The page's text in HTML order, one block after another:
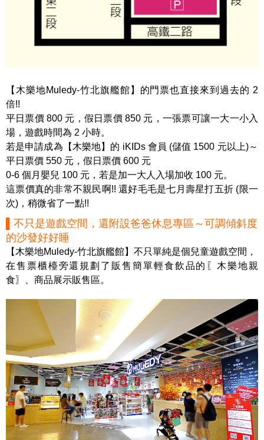
【木樂地Muledy-竹北旗艦館】的門票也直接來到過去的 2
倍!!
平日票價 800 元，假日票價 850 元，一張票可讓一大一小入
場，遊戲時間為 2 小時。
若是申請成為【木樂地】的 iKIDs 會員 (儲值 1500 元以上)～
平日票價 550 元，假日票價 600 元
0-6 個月嬰兒 100 元，若是加一大人入場加收 100 元。
這票價真的非常不親民啊!! 還好毛毛是七月壽星打五折 (限一
次)，稍微省了一點!!
▌不只是遊戲空間，還附設爸爸休息專區～可調傾斜度
的沙發好好睡
【木樂地Muledy-竹北旗艦館】不只單純是個兒童遊戲空間，
在售票櫃檯旁還規劃了販售簡單輕食飲品的〖木樂地親
食〗、商品展示販售區。